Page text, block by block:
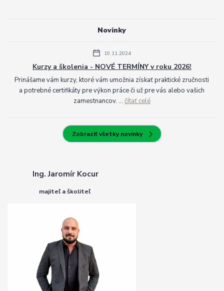
Novinky
19.11.2024
Kurzy a školenia - NOVÉ TERMÍNY v roku 2026!
Prinášame vám kurzy, ktoré vám umožnia získať praktické zručnosti
a potrebné certifikáty pre výkon práce či už pre vás alebo vašich
zamestnancov. ... čítať celé
Zobraziť všetky novinky
Ing. Jaromír Kocur
majiteľ a školiteľ